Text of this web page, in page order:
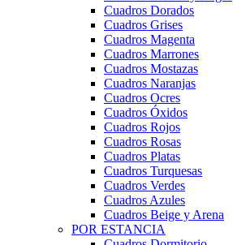
Cuadros Dorados
Cuadros Grises
Cuadros Magenta
Cuadros Marrones
Cuadros Mostazas
Cuadros Naranjas
Cuadros Ocres
Cuadros Óxidos
Cuadros Rojos
Cuadros Rosas
Cuadros Platas
Cuadros Turquesas
Cuadros Verdes
Cuadros Azules
Cuadros Beige y Arena
POR ESTANCIA